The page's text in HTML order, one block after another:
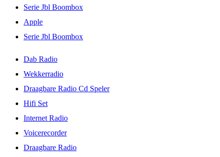
Serie Jbl Boombox
Apple
Serie Jbl Boombox
Dab Radio
Wekkerradio
Draagbare Radio Cd Speler
Hifi Set
Internet Radio
Voicerecorder
Draagbare Radio